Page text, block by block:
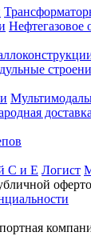
Нефтегазовое
С и Е Логист